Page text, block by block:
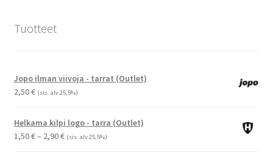
Tuotteet
Jopo ilman viivoja - tarrat (Outlet)
2,50€ (sis. alv 25,5%)
Helkama kilpi logo - tarra (Outlet)
1,50€– 2,90€Hintaluokka:
(sis. alv 25,5%)